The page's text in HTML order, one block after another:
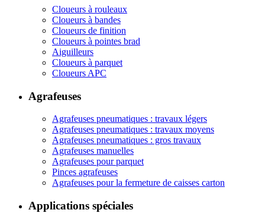
Cloueurs à rouleaux
Cloueurs à bandes
Cloueurs de finition
Cloueurs à pointes brad
Aiguilleurs
Cloueurs à parquet
Cloueurs APC
Agrafeuses
Agrafeuses pneumatiques : travaux légers
Agrafeuses pneumatiques : travaux moyens
Agrafeuses pneumatiques : gros travaux
Agrafeuses manuelles
Agrafeuses pour parquet
Pinces agrafeuses
Agrafeuses pour la fermeture de caisses carton
Applications spéciales